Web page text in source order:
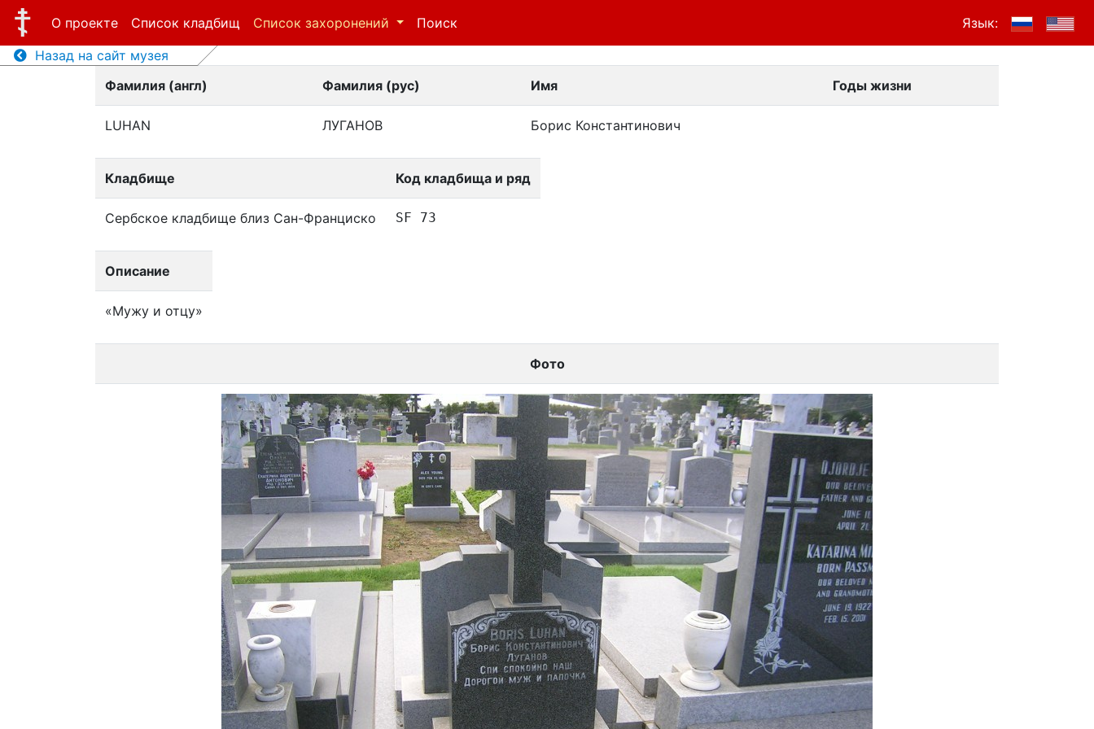
О проекте Список кладбищ Список захоронений Поиск
Язык:
Назад на сайт музея
Фамилия (англ)
Фамилия (рус) Имя Годы жизни
LUHAN ЛУГАНОВ Борис Константинович
Кладбище Код кладбища и ряд
Сербское кладбище близ Сан-Франциско SF 73
Описание
«Мужу и отцу»
Фото